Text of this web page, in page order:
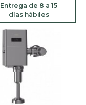
Entrega de 8 a 15
días hábiles